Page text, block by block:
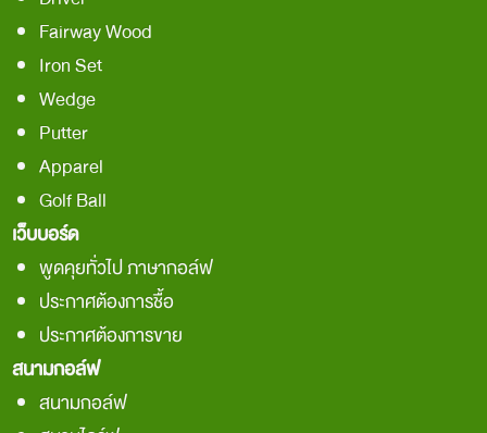
Fairway Wood
Iron Set
Wedge
Putter
Apparel
Golf Ball
เว็บบอร์ด
พูดคุยทั่วไป ภาษากอล์ฟ
ประกาศต้องการชื้อ
ประกาศต้องการขาย
สนามกอล์ฟ
สนามกอล์ฟ